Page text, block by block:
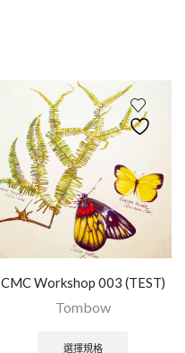
CMC Workshop 003 (TEST)
Tombow
選擇規格